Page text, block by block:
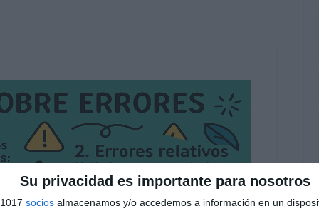
Su privacidad es importante para nosotros
socios almacenamos y/o accedemos a información en un